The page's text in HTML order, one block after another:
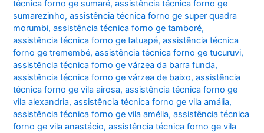
técnica forno ge sumaré,assistência técnica forno ge
sumarezinho,assistência técnica forno ge super quadra
morumbi,assistência técnica forno ge tamboré,
assistência técnica forno ge tatuapé,assistência técnica
forno ge tremembé,assistência técnica forno ge tucuruvi,
assistência técnica forno ge várzea da barra funda,
assistência técnica forno ge várzea de baixo,assistência
técnica forno ge vila airosa,assistência técnica forno ge
vila alexandria,assistência técnica forno ge vila amália,
assistência técnica forno ge vila amélia,assistência técnica
forno ge vila anastácio,assistência técnica forno ge vila